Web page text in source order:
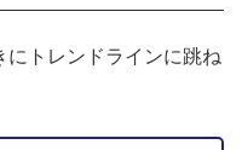
にトレンドラインに跳ね